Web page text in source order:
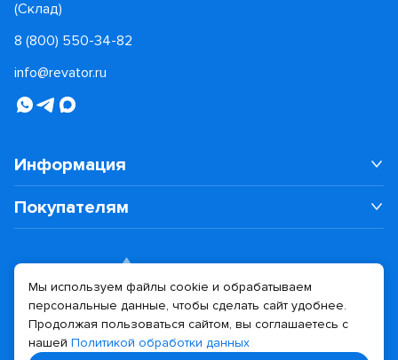
(Склад)
8 (800) 550-34-82
info@revator.ru
Информация
Покупателям
Дизайн сайта Разработка сайта
Мы используем файлы cookie и обрабатываем
персональные данные, чтобы сделать сайт удобнее.
Продолжая пользоваться сайтом, вы соглашаетесь с
нашей Политикой обработки данных